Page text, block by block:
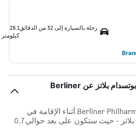
رحلة بالسيارة إلى 32 من الدقائق
26.1
كيلومتر
كم يبعد سكانديك برلين بوتسدام بلاتز عن Berliner
يمكنك المشي إلى Berliner Philharmonie أثناء الإقامة في
سكانديك برلين بوتسدام بلاتز - حيث ستكون على بعد حوالي 0.7